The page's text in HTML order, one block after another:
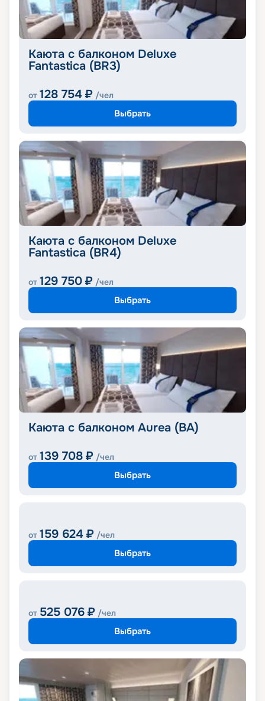
Каюта с балконом Deluxe
Fantastica (BR3)
от 128 754 ₽ /чел
Выбрать
Каюта с балконом Deluxe
Fantastica (BR4)
от 129 750 ₽ /чел
Выбрать
Каюта с балконом Aurea (BA)
от 139 708 ₽ /чел
Выбрать
от 159 624 ₽ /чел
Выбрать
от 525 076 ₽ /чел
Выбрать